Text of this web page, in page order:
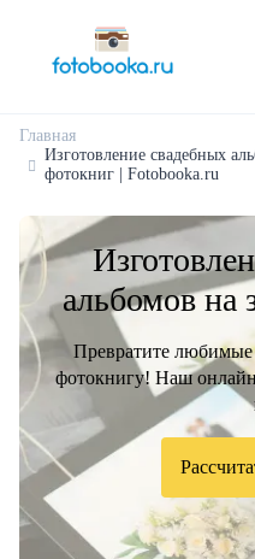
Главная
Изготовление свадебных
фотокниг | Fotobooka.ru
альбомов на
Превратите
фотокнигу! Наш